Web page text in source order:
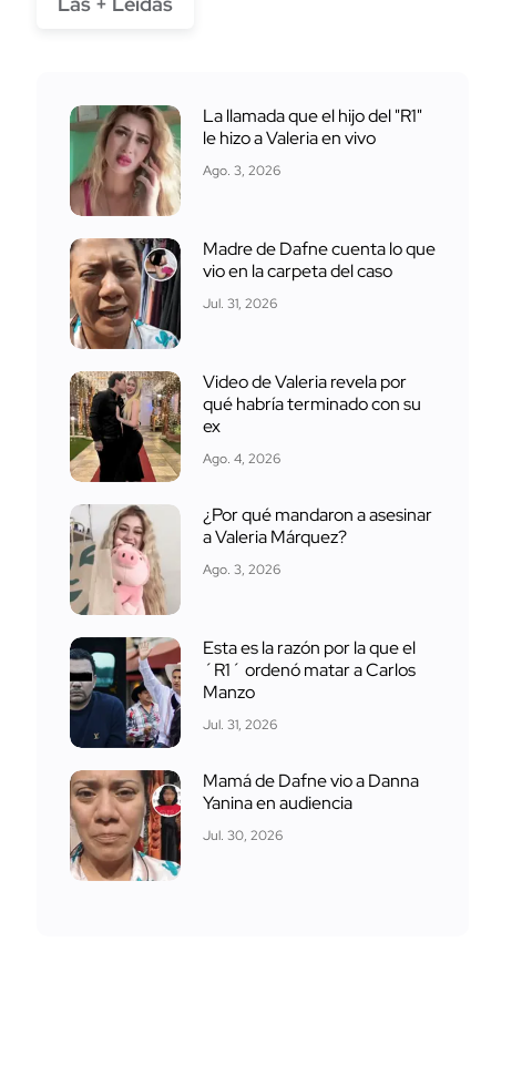
La llamada que el hijo del "R1"
le hizo a Valeria en vivo
Ago. 3, 2026
Madre de Dafne cuenta lo que
vio en la carpeta del caso
Jul. 31, 2026
Video de Valeria revela por
qué habría terminado con su
ex
Ago. 4, 2026
¿Por qué mandaron a asesinar
a Valeria Márquez?
Ago. 3, 2026
Esta es la razón por la que el
´R1´ ordenó matar a Carlos
Manzo
Jul. 31, 2026
Mamá de Dafne vio a Danna
Yanina en audiencia
Jul. 30, 2026